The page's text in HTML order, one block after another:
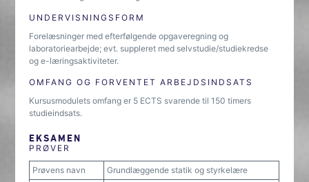
UNDERVISNINGSFORM
Forelæsninger med efterfølgende opgaveregning og
laboratoriearbejde; evt. suppleret med selvstudie/studiekredse
og e-læringsaktiviteter.
OMFANG OG FORVENTET ARBEJDSINDSATS
Kursusmodulets omfang er 5 ECTS svarende til 150 timers
studieindsats.
EKSAMEN
PRØVER
Prøvens navn
Grundlæggende statik og styrkelære